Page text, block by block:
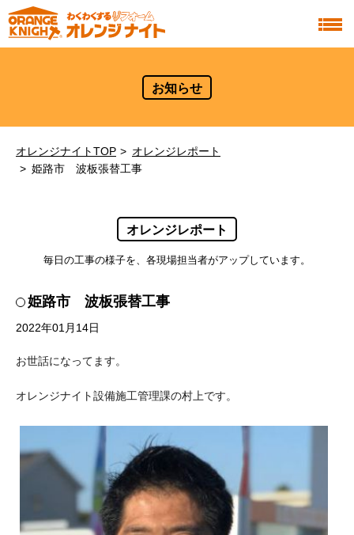
お知らせ
オレンジナイトTOP
オレンジレポート
姫路市 波板張替工事
オレンジレポート
毎日の工事の様子を、各現場担当者がアップしています。
姫路市 波板張替工事
2022年01月14日
お世話になってます。
オレンジナイト設備施工管理課の村上です。